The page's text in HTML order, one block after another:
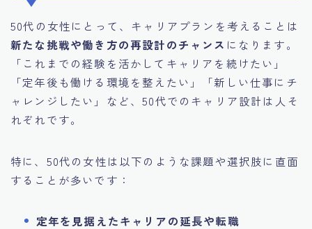
50代の女性にとって、キャリアプランを考えることは
新たな挑戦や働き方の再設計のチャンス になります。
「これまでの経験を活かしてキャリアを続けたい」
「定年後も働ける環境を整えたい」「新しい仕事にチ
ャレンジしたい」など、50代でのキャリア設計は人そ
れぞれです。
特に、50代の女性は以下のような課題や選択肢に直面
することが多いです：
定年を見据えたキャリアの延長や転職